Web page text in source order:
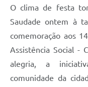
Editais
Links
Agenda
O clima de festa
Saudade ontem à
comemoração aos
Assistência Social -
alegria, a
comunidade da